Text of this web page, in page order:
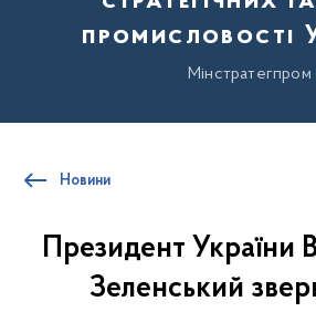
промисловості
Мінстратегпром
Новини
Президент України
Зеленський